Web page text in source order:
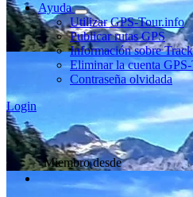
Ayuda
Utilizar GPS-Tour.info
Publicar rutas GPS
Información sobre
Eliminar la cuenta
Contraseña olvidada
Login
Miembro desde